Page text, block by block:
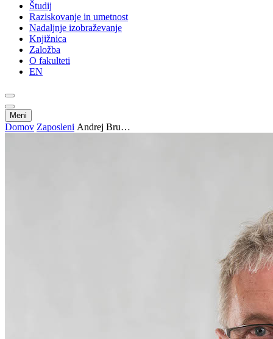
Študij
Raziskovanje in umetnost
Nadaljnje izobraževanje
Knjižnica
Založba
O fakulteti
EN
Meni
Domov Zaposleni Andrej Bru…